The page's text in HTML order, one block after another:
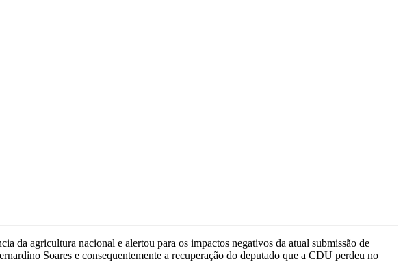
da agricultura nacional e alertou para os impactos negativos da atual submissão de
Soares e consequentemente a recuperação do deputado que a CDU perdeu no